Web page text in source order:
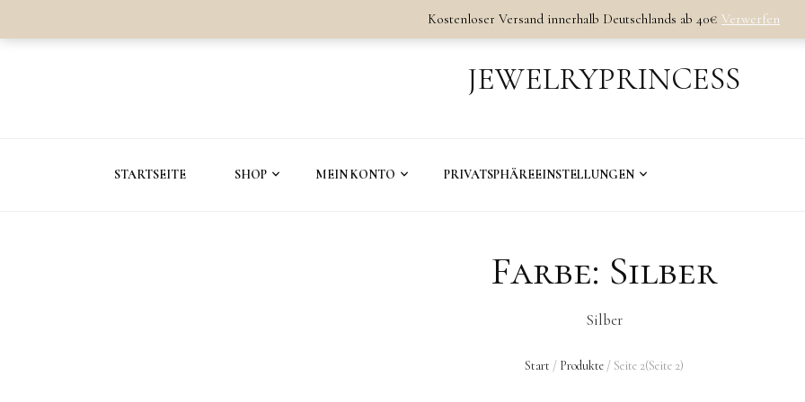
Kostenloser Versand innerhalb Deutschlands ab 40€ Verwerfen
JEWELRYPRINCESS
STARTSEITE SHOP MEIN KONTO PRIVATSPHÄREEINSTELLUNGEN
Farbe: Silber
Silber
Start / Produkte / Seite 2(Seite 2)